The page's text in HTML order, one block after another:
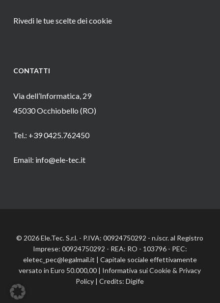
Rivedi le tue scelte dei cookie
CONTATTI
Via dell’Informatica, 29
45030 Occhiobello (RO)
Tel.: +39 0425.762450
Email: info@ele-tec.it
© 2026 Ele.Tec. S.r.l. - P.IVA: 00924750292 - n.iscr. al Registro
Imprese: 00924750292 - REA: RO - 103796 - PEC:
eletec_pec@legalmail.it | Capitale sociale effettivamente
versato in Euro 50.000,00 | Informativa sui Cookie& Privacy
Policy | Credits:Digife